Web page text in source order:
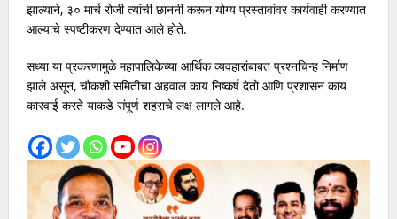
झाल्याने, ३० मार्च रोजी त्यांची छाननी करून योग्य प्रस्तावांवर कार्यवाही करण्यात
आल्याचे स्पष्टीकरण देण्यात आले होते.
सध्या या प्रकरणामुळे महापालिकेच्या आर्थिक व्यवहारांबाबत प्रश्नचिन्ह निर्माण
झाले असून, चौकशी समितीचा अहवाल काय निष्कर्ष देतो आणि प्रशासन काय
कारवाई करते याकडे संपूर्ण शहराचे लक्ष लागले आहे.